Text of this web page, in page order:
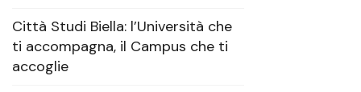
Città Studi Biella: l’Università che
ti accompagna, il Campus che ti
accoglie